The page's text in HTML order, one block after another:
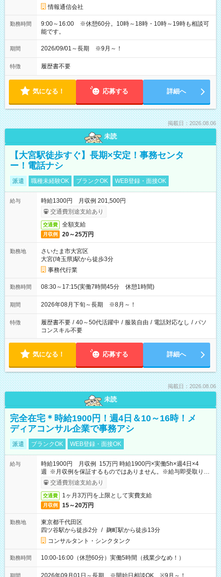
情報通信会社
勤務時間
9:00～16:00 ※休憩60分。10時～18時・10時～19時も相談可
能です。
期間 2026/09/01～長期 ※9月～！
特徴 履歴書不要
気になる！ 応募する 詳細へ
掲載日：2026.08.06
未読
【大宮駅徒歩すぐ】長期×安定！事務センタ
ー！電話ナシ
派遣 職種未経験OK ブランクOK WEB登録・面接OK
給与
時給1300円 月収例 201,500円
交通費別途支給あり
交通費 全額支給
月収例 20～25万円
勤務地
さいたま市大宮区
大宮(埼玉県)駅から徒歩3分
事務代行業
勤務時間 08:30～17:15(実働7時間45分 休憩1時間)
期間 2026年08月下旬～長期 ※8月～！
特徴 履歴書不要 / 40～50代活躍中 / 服装自由 / 電話対応なし / パソ
コンスキル不要
気になる！ 応募する 詳細へ
掲載日：2026.08.06
未読
完全在宅＊時給1900円！週4日＆10～16時！メ
ディアコンサル企業で事務アシ
派遣 ブランクOK WEB登録・面接OK
給与
時給1900円 月収例 15万円 時給1900円×実働5h×週4日×4
週 ※月収例を保証するものではありません。※給与即受取りサ
ービス利用可（利用条件有）
交通費別途支給あり
交通費 1ヶ月3万円を上限として実費支給
月収例 15～20万円
勤務地
東京都千代田区
四ツ谷駅から徒歩2分 / 麹町駅から徒歩13分
コンサルタント・シンクタンク
勤務時間 10:00-16:00（休憩60分）実働5時間（残業少なめ！）
期間 2026年09月01日～長期 ※開始日相談OK ※9月～！